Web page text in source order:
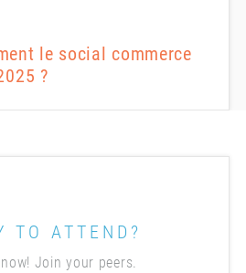
le social commerce
?
TO ATTEND?
Join your peers.